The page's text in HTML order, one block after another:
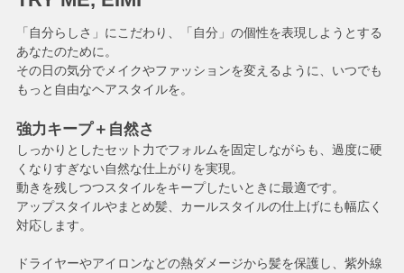
「自分らしさ」にこだわり、「自分」の個性を表現しようとする
あなたのために。
その日の気分でメイクやファッションを変えるように、いつでも
もっと自由なヘアスタイルを。
強力キープ＋自然さ
しっかりとしたセット力でフォルムを固定しながらも、過度に硬
くなりすぎない自然な仕上がりを実現。
動きを残しつつスタイルをキープしたいときに最適です。
アップスタイルやまとめ髪、カールスタイルの仕上げにも幅広く
対応します。
ドライヤーやアイロンなどの熱ダメージから髪を保護し、紫外線